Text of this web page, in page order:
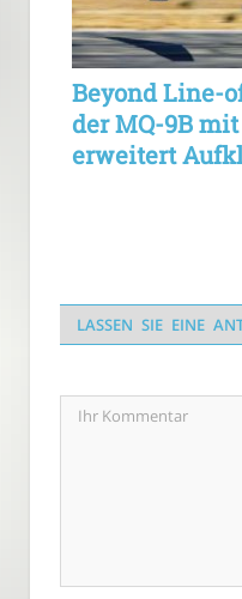
Beyond Line-
der MQ-9B
erweitert
LASSEN SIE EINE